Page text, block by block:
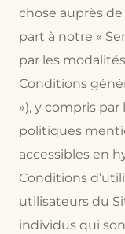
chose auprès
part à notre «
par les
Conditions
»), y compris
politiques
accessibles en
Conditions
utilisateurs du
individus qui